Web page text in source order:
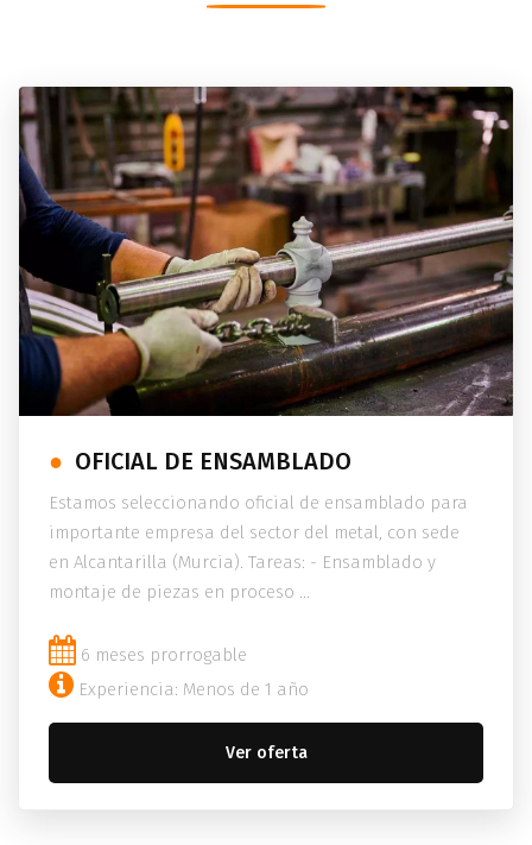
OFICIAL DE ENSAMBLADO
Estamos seleccionando oficial de ensamblado para
importante empresa del sector del metal, con sede
en Alcantarilla (Murcia). Tareas: - Ensamblado y
montaje de piezas en proceso ...
6 meses prorrogable
Experiencia: Menos de 1 año
Ver oferta